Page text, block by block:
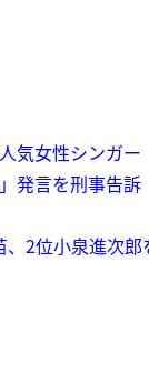
気女性シンガー
発言を刑事告
2位小泉進次